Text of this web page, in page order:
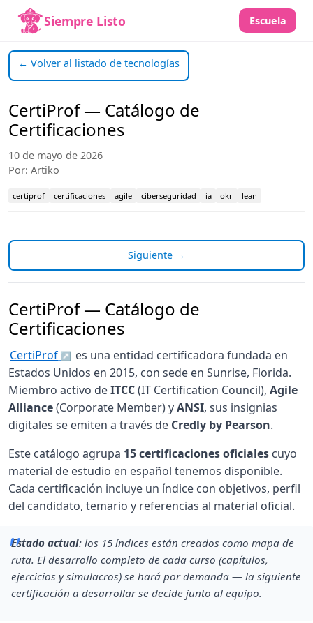
Siempre Listo Escuela
← Volver al listado de tecnologías
CertiProf — Catálogo de
Certificaciones
10 de mayo de 2026
Por: Artiko
certiprof certificaciones agile ciberseguridad ia okr lean
Siguiente →
CertiProf — Catálogo de
Certificaciones
CertiProf
es una entidad certificadora fundada en
Estados Unidos en 2015, con sede en Sunrise, Florida.
Miembro activo deITCC(IT Certification Council), Agile
Alliance(Corporate Member) yANSI, sus insignias
digitales se emiten a través de Credly by Pearson.
Este catálogo agrupa 15 certificaciones oficiales cuyo
material de estudio en español tenemos disponible.
Cada certificación incluye un índice con objetivos, perfil
del candidato, temario y referencias al material oficial.
Estado actual: los 15 índices están creados como mapa de
ruta. El desarrollo completo de cada curso (capítulos,
ejercicios y simulacros) se hará por demanda — la siguiente
certificación a desarrollar se decide junto al equipo.